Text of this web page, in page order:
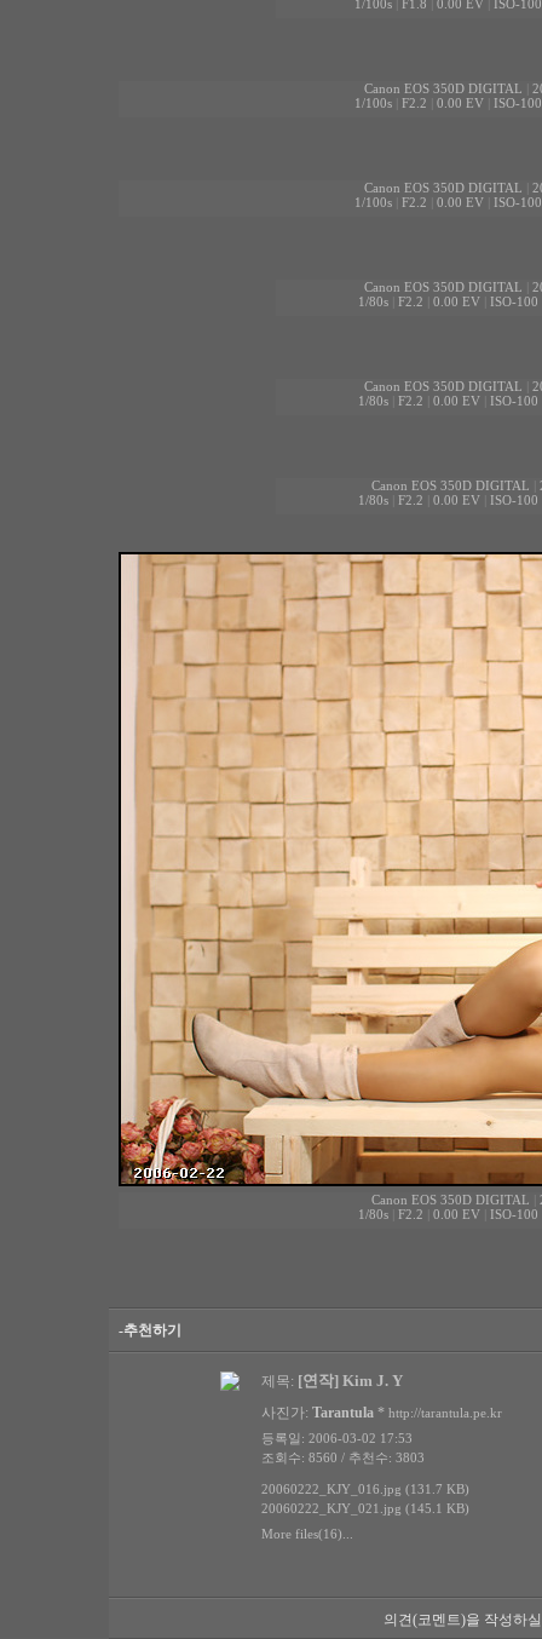
1/100s| F1.8 0.00 EV ISO-100
Canon EOS 350D DIGITAL
1/100s| F2.2 0.00 EV| ISO-100
Canon EOS 350D DIGITAL
1/100s| F2.2 0.00 EV| ISO-100
Canon EOS 350D DIGITAL
1/80s| F2.2 0.00 EV| ISO-100
Canon EOS 350D DIGITAL
1/80s| F2.2 0.00 EV| ISO-100
Canon EOS 350D DIGITAL
1/80s| F2.2 0.00 EV| ISO-100
Canon EOS 350D DIGITAL
1/80s| F2.2 0.00 EV| ISO-100
-추천하기
제목: [연작] Kim J. Y
사진가: Tarantula * http://tarantula.pe.kr
등록일: 2006-03-02 17:53
조회수: 8560 / 추천수: 3803
20060222_KJY_016.jpg (131.7 KB)
20060222_KJY_021.jpg (145.1 KB)
More files(16)...
의견(코멘트)을 작성하